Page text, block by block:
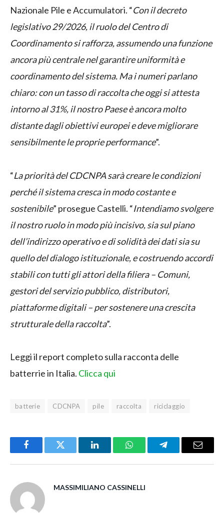
Nazionale Pile e Accumulatori. “Con il decreto
legislativo 29/2026, il ruolo del Centro di
Coordinamento si rafforza, assumendo una funzione
ancora più centrale nel garantire uniformità e
coordinamento del sistema. Ma i numeri parlano
chiaro: con un tasso di raccolta che oggi si attesta
intorno al 31%, il nostro Paese è ancora molto
distante dagli obiettivi europei e deve migliorare
sensibilmente le proprie performance”.
“La priorità del CDCNPA sarà creare le condizioni
perché il sistema cresca in modo costante e
sostenibile” prosegue Castelli. “Intendiamo svolgere
il nostro ruolo in modo più incisivo, sia sul piano
dell’indirizzo operativo e di solidità dei dati sia su
quello del dialogo istituzionale, e costruendo accordi
stabili con tutti gli attori della filiera – Comuni,
gestori del servizio pubblico, distributori,
piattaforme digitali – per sostenere una crescita
strutturale della raccolta”.
Leggi il report completo sulla racconta delle
batterrie in Italia. Clicca qui
batterie CDCNPA pile raccolta riciclaggio
FacebookTwitter LinkedInWhatsAppTelegramEmail
MASSIMILIANO CASSINELLI